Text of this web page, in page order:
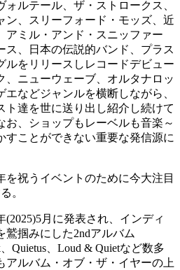
ルテール、ザ・ストロークス、
ン、スリーフォード・モッズ、近
アミル・アンド・スニッファー
ス、日本の伝説的バンド、プラス
ルをリリースしレコードデビュー
、ニューウェーブ、オルタナロッ
などジャンルを横断しながら、
ト達を世に送り出し紹介し続けて
お、ショップもレーベルも音楽～
すことができない重要な発信源に
を祝うイベントのために今大注目
。
月に発表され、インディ
鷲掴みにした2ndアルバム
、Quietus、Loud & Quietなど数多
アルバム・オブ・ザ・イヤーの上